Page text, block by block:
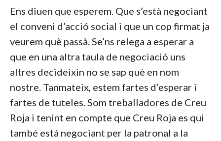
Ens diuen que esperem. Que s’està negociant
el conveni d’acció social i que un cop firmat ja
veurem què passà. Se’ns relega a esperar a
que en una altra taula de negociació uns
altres decideixin no se sap què en nom
nostre. Tanmateix, estem fartes d’esperar i
fartes de tuteles. Som treballadores de Creu
Roja i tenint en compte que Creu Roja es qui
també está negociant per la patronal a la